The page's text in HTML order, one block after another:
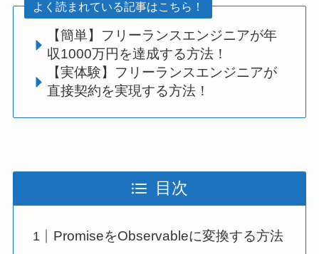
よく読まれている記事はこちら！
【簡単】フリーランスエンジニアが年
収1000万円を達成する方法！
【実体験】フリーランスエンジニアが
直接契約を実現する方法！
目次
PromiseをObservableに変換する方法